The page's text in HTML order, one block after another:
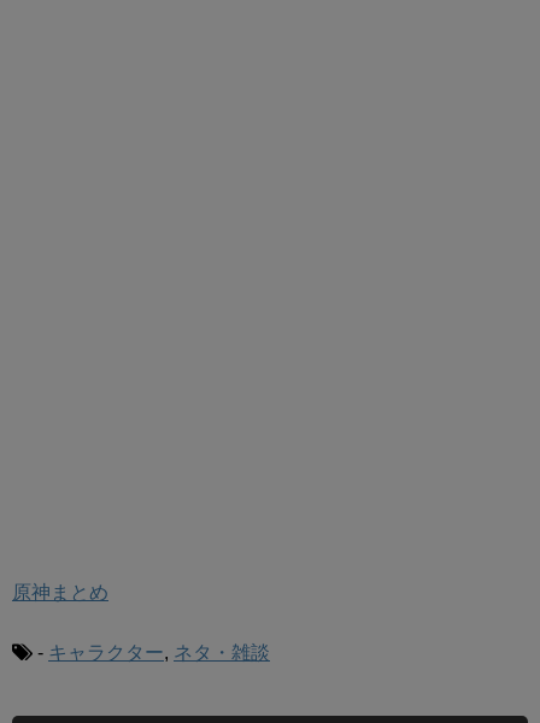
原神まとめ
- キャラクター, ネタ・雑談